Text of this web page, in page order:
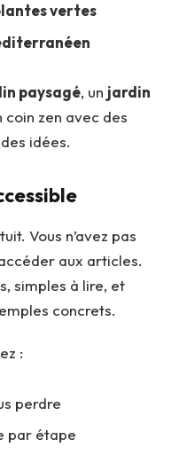
vertes
paysagé, un jardin
coin zen avec des
idées.
Vous n’avez pas
aux articles.
simples à lire, et
concrets.
:
perdre
par étape